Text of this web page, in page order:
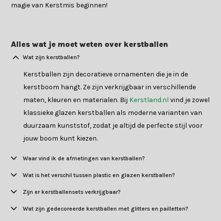
magie van Kerstmis beginnen!
Alles wat je moet weten over kerstballen
Wat zijn kerstballen?
Kerstballen zijn decoratieve ornamenten die je in de
kerstboom hangt. Ze zijn verkrijgbaar in verschillende
maten, kleuren en materialen. Bij Kerstland.nl vind je zowel
klassieke glazen kerstballen als moderne varianten van
duurzaam kunststof, zodat je altijd de perfecte stijl voor
jouw boom kunt kiezen.
Waar vind ik de afmetingen van kerstballen?
Wat is het verschil tussen plastic en glazen kerstballen?
Zijn er kerstballensets verkrijgbaar?
Wat zijn gedecoreerde kerstballen met glitters en pailletten?